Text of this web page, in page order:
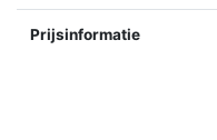
Prijsinformatie